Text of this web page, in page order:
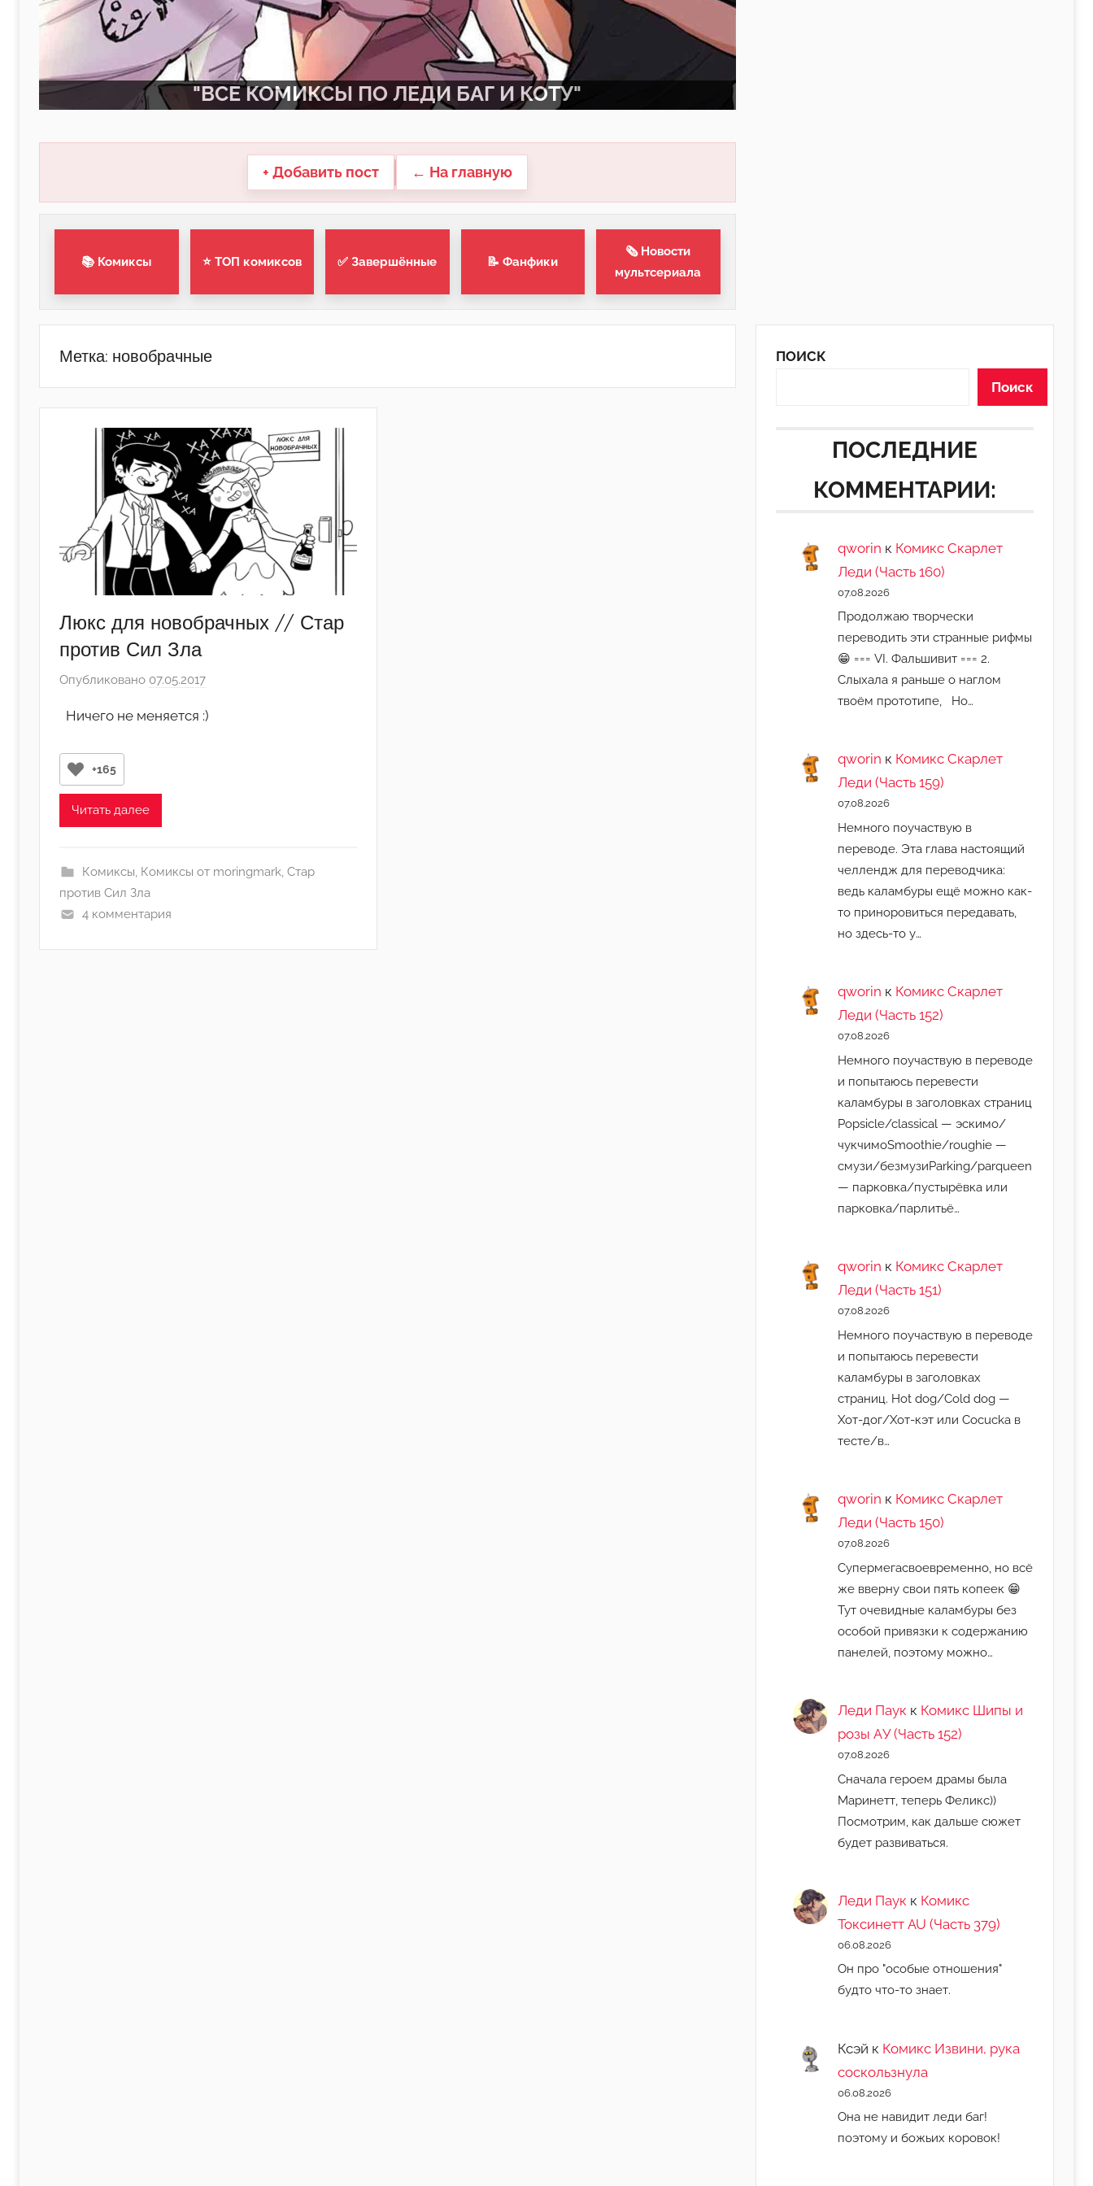
"ВСЕ КОМИКСЫ ПО ЛЕДИ БАГ И КОТУ"
+ Добавить пост ← На главную
📚 Комиксы ⭐ ТОП комиксов ✅ Завершённые 📝 Фанфики
🗞 Новости
мультсериала
Метка: новобрачные
Люкс для новобрачных // Стар
против Сил Зла
Опубликовано 07.05.2017
т
т
Ничего не меняется :)
+165
Читать далее
Комиксы, Комиксы от moringmark, Стар
против Сил Зла
4 комментария
ПОИСК
Поиск
ПОСЛЕДНИЕ
КОММЕНТАРИИ:
qworin к Комикс Скарлет
Леди (Часть 160)
07.08.2026
Продолжаю творчески
переводить эти странные рифмы
😁 === VI. Фальшивит === 2.
Слыхала я раньше о наглом
твоём прототипе, Но…
qworin к Комикс Скарлет
Леди (Часть 159)
07.08.2026
Немного поучаствую в
переводе. Эта глава настоящий
челлендж для переводчика:
ведь каламбуры ещё можно как-
то приноровиться передавать,
но здесь-то у…
qworin к Комикс Скарлет
Леди (Часть 152)
07.08.2026
Немного поучаствую в переводе
и попытаюсь перевести
каламбуры в заголовках страниц
Popsicle/classical — эскимо/
чукчимоSmoothie/roughie —
смузи/безмузиParking/parqueen
— парковка/пустырёвка или
парковка/парлитьё…
qworin к Комикс Скарлет
Леди (Часть 151)
07.08.2026
Немного поучаствую в переводе
и попытаюсь перевести
каламбуры в заголовках
страниц. Hot dog/Cold dog —
Хот-дог/Хот-кэт или Cocucka в
тесте/в…
qworin к Комикс Скарлет
Леди (Часть 150)
07.08.2026
Супермегасвоевременно, но всё
же вверну свои пять копеек 😁
Тут очевидные каламбуры без
особой привязки к содержанию
панелей, поэтому можно…
Леди Паук к Комикс Шипы и
розы АУ (Часть 152)
07.08.2026
Сначала героем драмы была
Маринетт, теперь Феликс))
Посмотрим, как дальше сюжет
будет развиваться.
Леди Паук к Комикс
Токсинетт AU (Часть 379)
06.08.2026
Он про "особые отношения"
будто что-то знает.
Ксэй к Комикс Извини, рука
соскользнула
06.08.2026
Она не навидит леди баг!
поэтому и божьих коровок!